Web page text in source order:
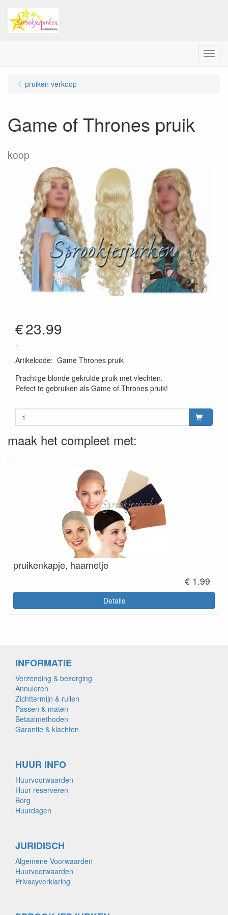
Menu
pruiken verkoop
Game of Thrones pruik
koop
€23.99
.
Artikelcode: Game Thrones pruik
Prachtige blonde gekrulde pruik met vlechten.
Pefect te gebruiken als Game of Thrones pruik!
maak het compleet met:
pruikenkapje, haarnetje
€ 1.99
Details
INFORMATIE
Verzending & bezorging
Annuleren
Zichttermijn & ruilen
Passen & maten
Betaalmethoden
Garantie & klachten
HUUR INFO
Huurvoorwaarden
Huur reserveren
Borg
Huurdagen
JURIDISCH
Algemene Voorwaarden
Huurvoorwaarden
Privacyverklaring